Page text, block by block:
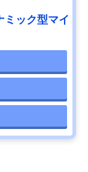
ミック型マイ